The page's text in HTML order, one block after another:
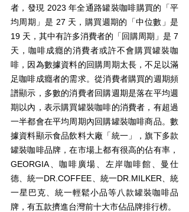
者，發現 2023 年全通路罐裝咖啡購買的「平
均周期」是 27 天，購買週期的「中位數」是
19 天，其中有許多消費者的「回購周期」是 7
天，咖啡成癮的消費者或許不會購買罐裝咖
啡，因為數據資料的回購周期太長，不足以滿
足咖啡成癮者的需求。從消費者購買的週期頻
譜顯示，多數的消費者回購週期是落在平均週
期以內，表示購買罐裝咖啡的消費者，有超過
一半都會在平均周期內回購罐裝咖啡商品。數
據資料顯示食品飲料大廠「統一」，旗下多款
罐裝咖啡品牌，在市場上都有很高的佔有率，
GEORGIA、咖啡廣場、左岸咖啡館、曼仕
德、統一DR.COFFEE、統一DR.MILKER、統
一星巴克、統一輕鬆小品等八款罐裝咖啡品
牌，有五款擠進台灣前十大市佔品牌排行榜。